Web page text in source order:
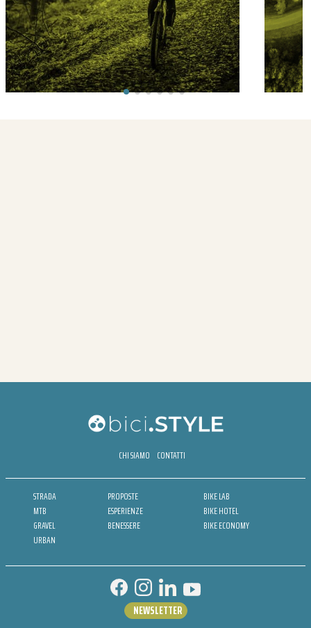
CHI SIAMO CONTATTI
STRADA
MTB
GRAVEL
URBAN
PROPOSTE
ESPERIENZE
BENESSERE
BIKE LAB
BIKE HOTEL
BIKE ECONOMY
NEWSLETTER